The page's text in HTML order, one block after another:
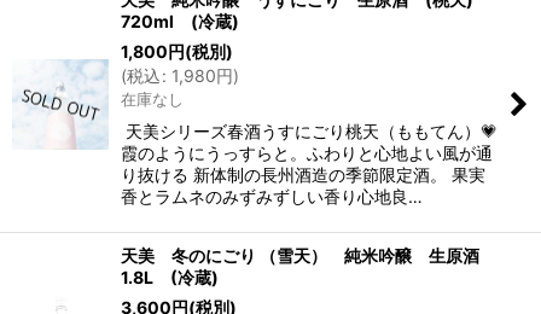
720ml (冷蔵)
1,800円(税別)
(税込: 1,980円)
在庫なし
天美シリーズ春酒うすにごり桃天（ももてん）💗
霞のようにうっすらと。ふわりと心地よい風が通
り抜ける 新体制の長州酒造の季節限定酒。 果実
香とラムネのみずみずしい香り心地良…
天美 冬のにごり （雪天） 純米吟醸 生原酒
1.8L (冷蔵)
3,600円(税別)